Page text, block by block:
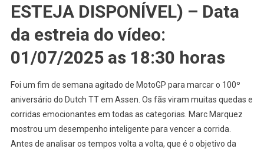
ESTEJA DISPONÍVEL) – Data
da estreia do vídeo:
01/07/2025 as 18:30 horas
Foi um fim de semana agitado de MotoGP para marcar o 100º
aniversário do Dutch TT em Assen. Os fãs viram muitas quedas e
corridas emocionantes em todas as categorias. Marc Marquez
mostrou um desempenho inteligente para vencer a corrida.
Antes de analisar os tempos volta a volta, que é o objetivo da